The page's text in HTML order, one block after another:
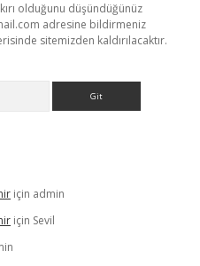
olduğunu düşündüğünüz
adresine bildirmeniz
sitemizden kaldırılacaktır.
için admin
için Sevil